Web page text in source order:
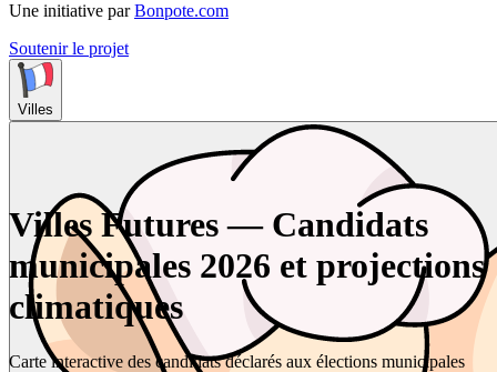
Une initiative par Bonpote.com
Soutenir le projet
Villes
Villes Futures — Candidats
municipales 2026 et projections
climatiques
Carte interactive des candidats déclarés aux élections municipales